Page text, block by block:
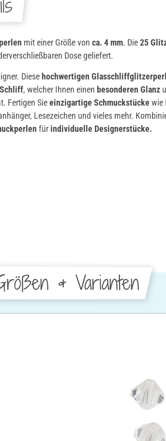
mit einer Größe von ca. 4 mm. Die25
Dose geliefert.
Diesehochwertigen
, welcher Ihnen einen besonderen Glanz
Fertigen Sieeinzigartige Schmuckstücke wie
Lesezeichen und vieles mehr.
für individuelle Designerstücke.
& Varianten